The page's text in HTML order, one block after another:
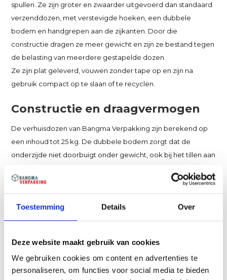
Toestemming Details Over
Deze website maakt gebruik van cookies
We gebruiken cookies om content en advertenties te
personaliseren, om functies voor social media te bieden
spullen. Ze zijn groter en zwaarder uitgevoerd dan standaard
verzenddozen, met verstevigde hoeken, een dubbele
bodem en handgrepen aan de zijkanten. Door die
constructie dragen ze meer gewicht en zijn ze bestand tegen
de belasting van meerdere gestapelde dozen.
Ze zijn plat geleverd, vouwen zonder tape op en zijn na
gebruik compact op te slaan of te recyclen.
Constructie en draagvermogen
De verhuisdozen van Bangma Verpakking zijn berekend op
een inhoud tot 25 kg. De dubbele bodem zorgt dat de
onderzijde niet doorbuigt onder gewicht, ook bij het tillen aan
vorm bij stapeling, zodat onderste dozen niet worden
ingedrukt door het gewicht van dozen erboven.
De handgrepen aan de zijkanten maken het tillen
ergonomisch, ook bij volle dozen. Je hoeft de doos niet van
Opzetten zonder tape